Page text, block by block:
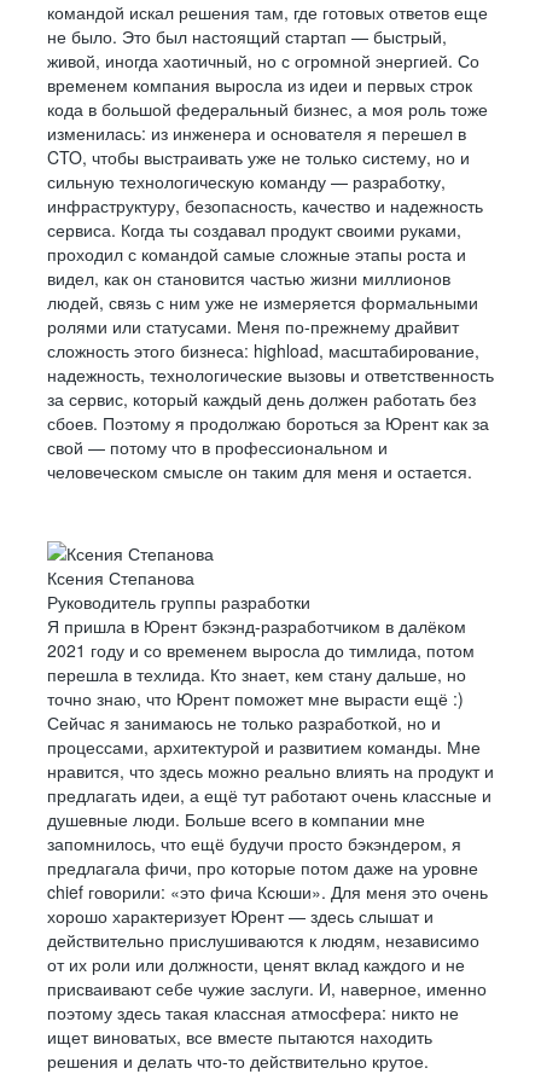
командой искал решения там, где готовых ответов еще
не было. Это был настоящий стартап — быстрый,
живой, иногда хаотичный, но с огромной энергией. Со
временем компания выросла из идеи и первых строк
кода в большой федеральный бизнес, а моя роль тоже
изменилась: из инженера и основателя я перешел в
CTO, чтобы выстраивать уже не только систему, но и
сильную технологическую команду — разработку,
инфраструктуру, безопасность, качество и надежность
сервиса. Когда ты создавал продукт своими руками,
проходил с командой самые сложные этапы роста и
видел, как он становится частью жизни миллионов
людей, связь с ним уже не измеряется формальными
ролями или статусами. Меня по-прежнему драйвит
сложность этого бизнеса: highload, масштабирование,
надежность, технологические вызовы и ответственность
за сервис, который каждый день должен работать без
сбоев. Поэтому я продолжаю бороться за Юрент как за
свой — потому что в профессиональном и
человеческом смысле он таким для меня и остается.
Ксения Степанова
Руководитель группы разработки
Я пришла в Юрент бэкэнд-разработчиком в далёком
2021 году и со временем выросла до тимлида, потом
перешла в техлида. Кто знает, кем стану дальше, но
точно знаю, что Юрент поможет мне вырасти ещё :)
Сейчас я занимаюсь не только разработкой, но и
процессами, архитектурой и развитием команды. Мне
нравится, что здесь можно реально влиять на продукт и
предлагать идеи, а ещё тут работают очень классные и
душевные люди. Больше всего в компании мне
запомнилось, что ещё будучи просто бэкэндером, я
предлагала фичи, про которые потом даже на уровне
chief говорили: «это фича Ксюши». Для меня это очень
хорошо характеризует Юрент — здесь слышат и
действительно прислушиваются к людям, независимо
от их роли или должности, ценят вклад каждого и не
присваивают себе чужие заслуги. И, наверное, именно
поэтому здесь такая классная атмосфера: никто не
ищет виноватых, все вместе пытаются находить
решения и делать что-то действительно крутое.